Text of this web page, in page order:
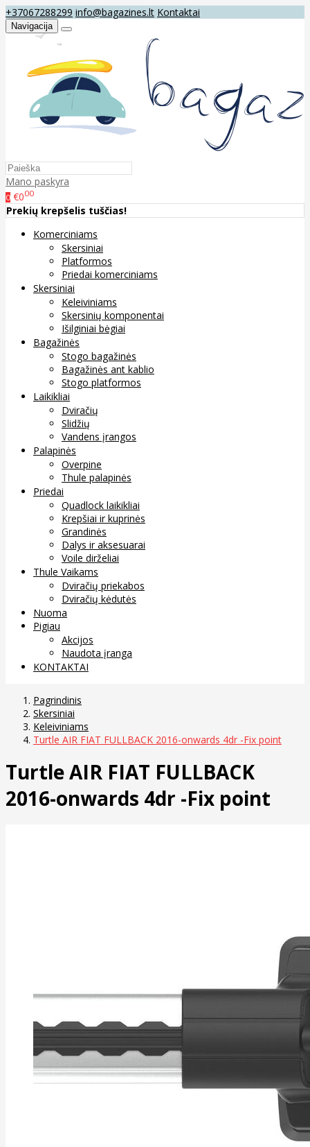
+37067288299 info@bagazines.lt Kontaktai
Navigacija
Mano paskyra
0 €000
Prekių krepšelis tuščias!
Komerciniams
Skersiniai
Platformos
Priedai komerciniams
Skersiniai
Keleiviniams
Skersinių komponentai
Išilginiai bėgiai
Bagažinės
Stogo bagažinės
Bagažinės ant kablio
Stogo platformos
Laikikliai
Dviračių
Slidžių
Vandens įrangos
Palapinės
Overpine
Thule palapinės
Priedai
Quadlock laikikliai
Krepšiai ir kuprinės
Grandinės
Dalys ir aksesuarai
Voile dirželiai
Thule Vaikams
Dviračių priekabos
Dviračių kėdutės
Nuoma
Pigiau
Akcijos
Naudota įranga
KONTAKTAI
Pagrindinis
Skersiniai
Keleiviniams
Turtle AIR FIAT FULLBACK 2016-onwards 4dr -Fix point
Turtle AIR FIAT FULLBACK
2016-onwards 4dr -Fix point